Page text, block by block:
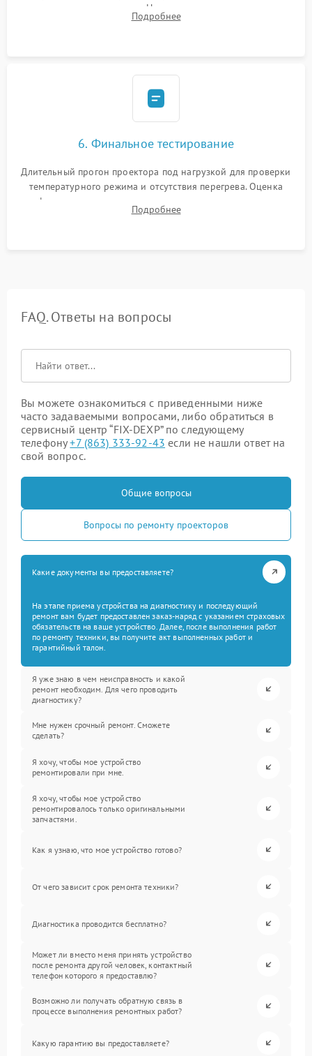
и устранения размытия. Надежное подключение всех
шлейфов, установка датчиков и закрытие корпуса
Подробнее
6. Финальное тестирование
Длительный прогон проектора под нагрузкой для проверки
температурного режима и отсутствия перегрева. Оценка
фокуса, контрастности и цветопередачи на тестовых
таблицах. Проверка работы всех видеовходов и кнопок
Подробнее
FAQ. Ответы на вопросы
Вы можете ознакомиться с приведенными ниже
часто задаваемыми вопросами, либо обратиться в
сервисный центр “FIX-DEXP” по следующему
телефону+7 (863) 333-92-43 если не нашли ответ на
свой вопрос.
Общие вопросы
Вопросы по ремонту проекторов
Какие документы вы предоставляете?
На этапе приема устройства на диагностику и последующий
ремонт вам будет предоставлен заказ-наряд с указанием страховых
обязательств на ваше устройство. Далее, после выполнения работ
по ремонту техники, вы получите акт выполненных работ и
гарантийный талон.
Я уже знаю в чем неисправность и какой
ремонт необходим. Для чего проводить
диагностику?
Мне нужен срочный ремонт. Сможете
сделать?
Я хочу, чтобы мое устройство
ремонтировали при мне.
Я хочу, чтобы мое устройство
ремонтировалось только оригинальными
запчастями.
Как я узнаю, что мое устройство готово?
От чего зависит срок ремонта техники?
Диагностика проводится бесплатно?
Может ли вместо меня принять устройство
после ремонта другой человек, контактный
телефон которого я предоставлю?
Возможно ли получать обратную связь в
процессе выполнения ремонтных работ?
Какую гарантию вы предоставляете?